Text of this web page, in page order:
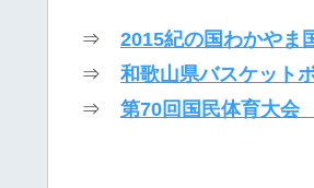
⇒ 2015紀の国わかやま
⇒ 和歌山県バスケット
⇒ 第70回国民体育大